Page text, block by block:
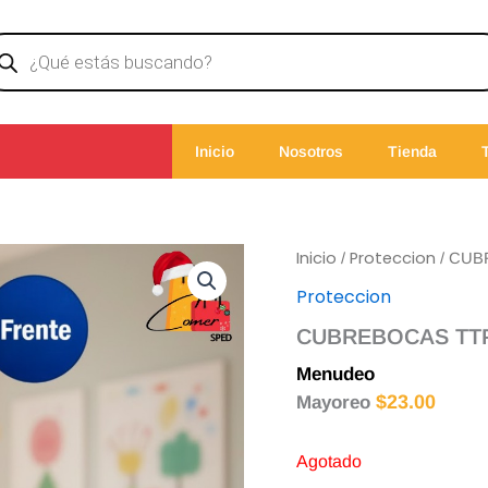
Inicio Nosotros Tienda
Inicio / Proteccion /
Proteccion
CUBREBOCAS
Menudeo
Mayoreo $23.00
Agotado